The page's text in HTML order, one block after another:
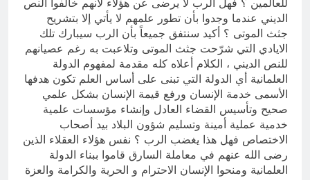
للعالمين ؟ فهل الرب لا يرضى عن هؤلاء لأنهم خالفوا النص
الديني عندما وجدوا بأن تطور علمهم لا يأتي إلا بتشريح
جثث الموتى ؟ أكيد سنتفق جميعاً بأن الرب سيبارك تلك
الايادي التي شرّحت جثث الموتى وتلاعبت به رغم عصيانهم
للنص الديني ، الكلام أعلاه كله مقدمة لمفهوم الدولة
العلمانية أي الدولة التي تبنى على أساس العلم تكون هدفها
الأسمى خدمة الإنسان ورفع قيمة الإنسان بشكل علمي
صحيح وتأسيس القضاء العادل وإنشاء مؤسسات علمية
خدمية عملية أمينة وتسليم شؤون البلاد بيد أصحاب
الاختصاص فهل هذا يغضب الرب ؟ نفس هؤلاء العقلاء الذين
رضى الله عنهم في معاملة السارق قاموا ببناء الدولة
العلمانية ومنحوا الإنسان الاحترام و الحرية والكرامة والعزة